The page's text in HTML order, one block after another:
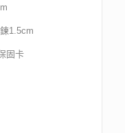
1.5cm
固卡